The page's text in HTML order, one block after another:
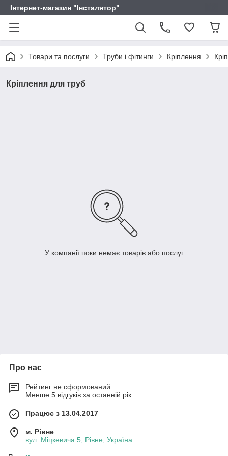
Інтернет-магазин "Інсталятор"
Товари та послуги Труби і фітинги Кріплення
Кріплення для труб
У компанії поки немає товарів або послуг
Про нас
Рейтинг не сформований
Менше 5 відгуків за останній рік
Працює з 13.04.2017
м. Рівне
вул. Міцкевича 5, Рівне, Україна